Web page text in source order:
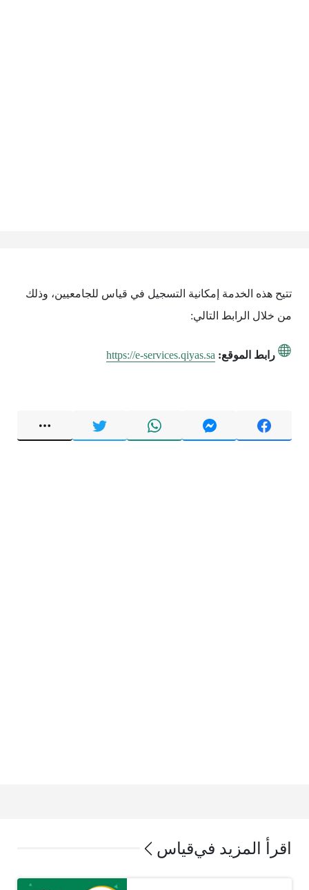
تتيح هذه الخدمة إمكانية التسجيل في قياس للجامعيين، وذلك
من خلال الرابط التالي:
رابط الموقع: https://e-services.qiyas.sa
اقرأ المزيد فيقياس